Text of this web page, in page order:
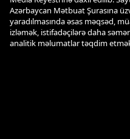
Azərbaycan Mətbuat Şurasına
yaradılmasında əsas məqsəd,
izləmək, istifadəçilərə daha
analitik məlumatlar təqdim